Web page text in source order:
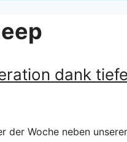
dank
der Woche neben